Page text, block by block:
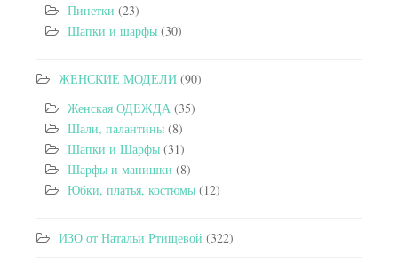
Пинетки (23)
Шапки и шарфы (30)
ЖЕНСКИЕ МОДЕЛИ (90)
Женская ОДЕЖДА (35)
Шали, палантины (8)
Шапки и Шарфы (31)
Шарфы и манишки (8)
Юбки, платья, костюмы (12)
ИЗО от Натальи Ртищевой (322)